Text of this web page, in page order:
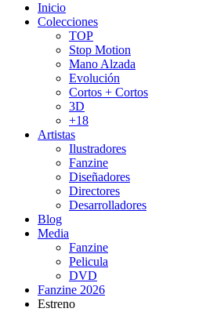
Inicio
Colecciones
TOP
Stop Motion
Mano Alzada
Evolución
Cortos + Cortos
3D
+18
Artistas
Ilustradores
Fanzine
Diseñadores
Directores
Desarrolladores
Blog
Media
Fanzine
Pelicula
DVD
Fanzine 2026
Estreno